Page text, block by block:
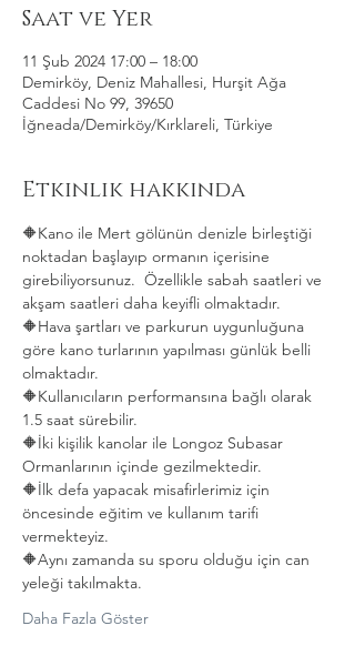
Saat ve Yer
11 Şub 2024 17:00 – 18:00
Demirköy, Deniz Mahallesi, Hurşit Ağa
Caddesi No 99, 39650
İğneada/Demirköy/Kırklareli, Türkiye
Etkinlik hakkında
🔶️Kano ile Mert gölünün denizle birleştiği
noktadan başlayıp ormanın içerisine
girebiliyorsunuz.  Özellikle sabah saatleri ve
akşam saatleri daha keyifli olmaktadır.
🔶️Hava şartları ve parkurun uygunluğuna
göre kano turlarının yapılması günlük belli
olmaktadır.
🔶️Kullanıcıların performansına bağlı olarak
1.5 saat sürebilir.
🔶️İki kişilik kanolar ile Longoz Subasar
Ormanlarının içinde gezilmektedir.
🔶️İlk defa yapacak misafirlerimiz için
öncesinde eğitim ve kullanım tarifi
vermekteyiz.
🔶️Aynı zamanda su sporu olduğu için can
yeleği takılmakta.
Daha Fazla Göster